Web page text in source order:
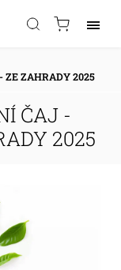
ZE ZAHRADY 2025
ČAJ -
2025